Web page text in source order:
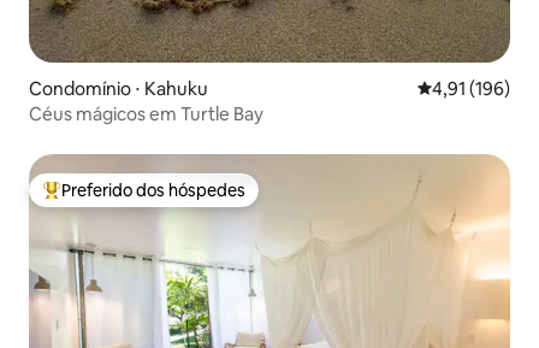
Condomínio ⋅ Kahuku 4,91 de uma
4,91 (196)
Céus mágicos em Turtle Bay
Entre os melhores preferidos dos hóspedes
Preferido dos hóspedes